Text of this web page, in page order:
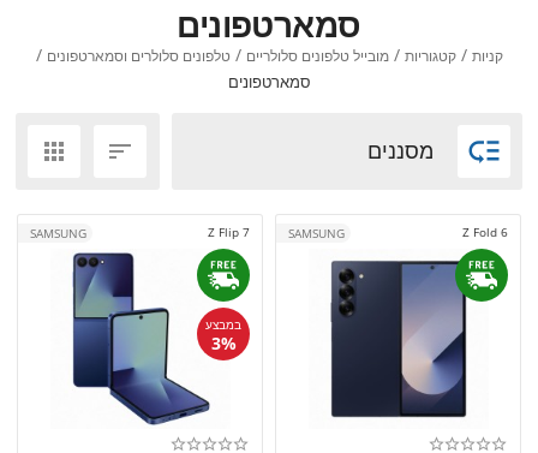
סמארטפונים
קניות / קטגוריות / מובייל טלפונים סלולריים / טלפונים סלולרים וסמארטפונים /
סמארטפונים
 מסננים 

Z Fold 6
SAMSUNG
Z Flip 7
במבצע
3%
SAMSUNG